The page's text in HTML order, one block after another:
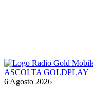
ASCOLTA GOLDPLAY
6 Agosto 2026